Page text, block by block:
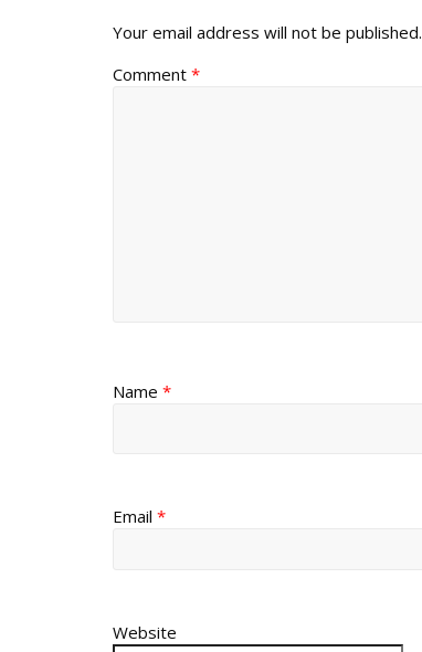
Your email address will not be published.
Comment *
Name *
Email *
Website